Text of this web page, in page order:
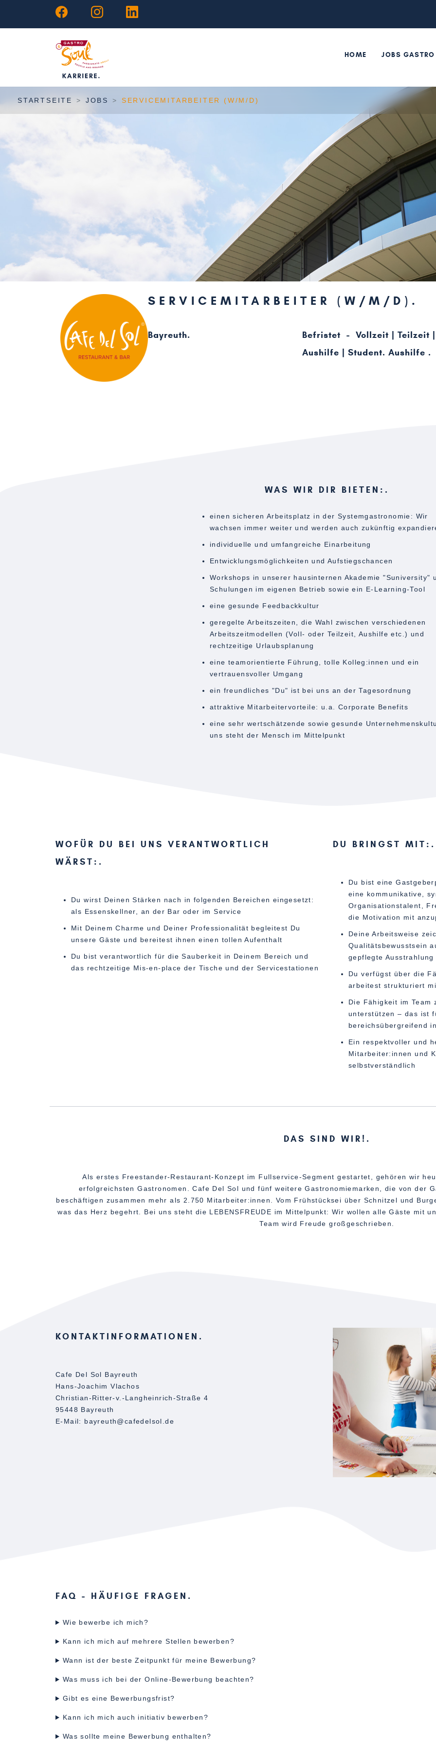
HOME JOBS GASTRO
STARTSEITE JOBS SERVICEMITARBEITER (W/M/D)
SERVICEMITARBEITER (W/M/D)
Bayreuth
Befristet - Vollzeit | Teilzeit |
Aushilfe | Student. Aushilfe
WAS WIR DIR BIETEN:
einen sicheren Arbeitsplatz in der Systemgastronomie: Wir
wachsen immer weiter und werden auch zukünftig
individuelle und umfangreiche Einarbeitung
Entwicklungsmöglichkeiten und Aufstiegschancen
Workshops in unserer hausinternen Akademie "Suniversity"
Schulungen im eigenen Betrieb sowie ein E-Learning-Tool
eine gesunde Feedbackkultur
geregelte Arbeitszeiten, die Wahl zwischen verschiedenen
Arbeitszeitmodellen (Voll- oder Teilzeit, Aushilfe etc.) und
rechtzeitige Urlaubsplanung
eine teamorientierte Führung, tolle Kolleg:innen und ein
vertrauensvoller Umgang
ein freundliches "Du" ist bei uns an der Tagesordnung
attraktive Mitarbeitervorteile: u.a. Corporate Benefits
eine sehr wertschätzende sowie gesunde
uns steht der Mensch im Mittelpunkt
WOFÜR DU BEI UNS VERANTWORTLICH
WÄRST:
Du wirst Deinen Stärken nach in folgenden Bereichen eingesetzt:
als Essenskellner, an der Bar oder im Service
Mit Deinem Charme und Deiner Professionalität begleitest Du
unsere Gäste und bereitest ihnen einen tollen Aufenthalt
Du bist verantwortlich für die Sauberkeit in Deinem Bereich und
das rechtzeitige Mis-en-place der Tische und der Servicestationen
DU BRINGST MIT:
Du bist eine
eine kommunikative,
Organisationstalent,
die Motivation mit
Deine Arbeitsweise
Qualitätsbewusstsein
gepflegte Ausstrahlung
Du verfügst über die
arbeitest strukturiert
Die Fähigkeit im Team
unterstützen – das ist
bereichsübergreifend
Ein respektvoller und
Mitarbeiter:innen und
selbstverständlich
DAS SIND WIR!
Als erstes Freestander-Restaurant-Konzept im Fullservice-Segment gestartet, gehören wir
erfolgreichsten Gastronomen. Cafe Del Sol und fünf weitere Gastronomiemarken, die von der
beschäftigen zusammen mehr als 2.750 Mitarbeiter:innen. Vom Frühstücksei über Schnitzel und
was das Herz begehrt. Bei uns steht die LEBENSFREUDE im Mittelpunkt: Wir wollen alle Gäste mit
Team wird Freude großgeschrieben.
KONTAKTINFORMATIONEN
Cafe Del Sol Bayreuth
Hans-Joachim Vlachos
Christian-Ritter-v.-Langheinrich-Straße 4
95448 Bayreuth
E-Mail: bayreuth@cafedelsol.de
FAQ - HÄUFIGE FRAGEN
Wie bewerbe ich mich?
Kann ich mich auf mehrere Stellen bewerben?
Wann ist der beste Zeitpunkt für meine Bewerbung?
Was muss ich bei der Online-Bewerbung beachten?
Gibt es eine Bewerbungsfrist?
Kann ich mich auch initiativ bewerben?
Was sollte meine Bewerbung enthalten?